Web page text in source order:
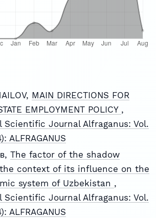
MAIN DIRECTIONS FOR
EMPLOYMENT POLICY ,
Scientific Journal Alfraganus: Vol.
ALFRAGANUS
The factor of the shadow
context of its influence on the
system of Uzbekistan ,
Scientific Journal Alfraganus: Vol.
ALFRAGANUS